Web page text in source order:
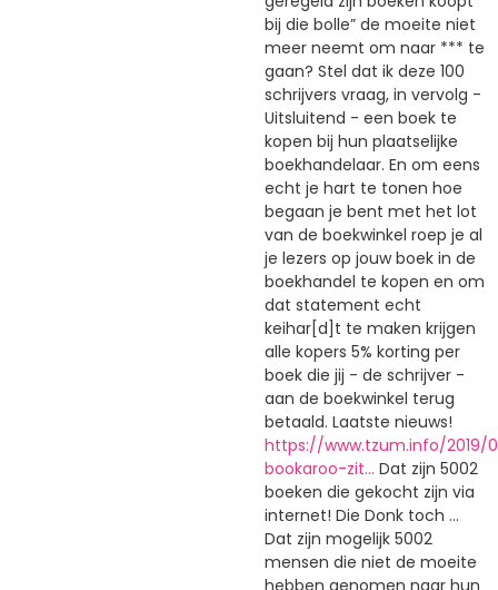
bij die bolle” de moeite niet
meer neemt om naar *** te
gaan? Stel dat ik deze 100
schrijvers vraag, in vervolg -
Uitsluitend - een boek te
kopen bij hun plaatselijke
boekhandelaar. En om eens
echt je hart te tonen hoe
begaan je bent met het lot
van de boekwinkel roep je al
je lezers op jouw boek in de
boekhandel te kopen en om
dat statement echt
keihar[d]t te maken krijgen
alle kopers 5% korting per
boek die jij - de schrijver -
aan de boekwinkel terug
betaald. Laatste nieuws!
https://www.tzum.info/2019/
bookaroo-zit… Dat zijn 5002
boeken die gekocht zijn via
internet! Die Donk toch ...
Dat zijn mogelijk 5002
mensen die niet de moeite